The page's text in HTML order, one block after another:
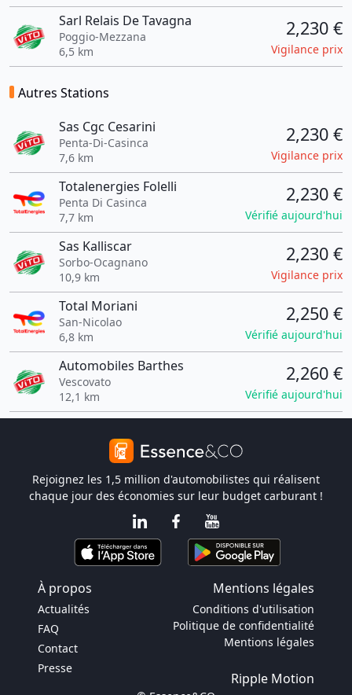
Sarl Relais De Tavagna
Poggio-Mezzana
6,5 km
2,230 €
Vigilance prix
Autres Stations
Sas Cgc Cesarini
Penta-Di-Casinca
7,6 km
2,230 €
Vigilance prix
Totalenergies Folelli
Penta Di Casinca
7,7 km
2,230 €
Vérifié aujourd'hui
Sas Kalliscar
Sorbo-Ocagnano
10,9 km
2,230 €
Vigilance prix
Total Moriani
San-Nicolao
6,8 km
2,250 €
Vérifié aujourd'hui
Automobiles Barthes
Vescovato
12,1 km
2,260 €
Vérifié aujourd'hui
Rejoignez les 1,5 million d'automobilistes qui réalisent
chaque jour des économies sur leur budget carburant !
À propos Mentions légales
Actualités
FAQ
Contact
Presse
Conditions d'utilisation
Politique de confidentialité
Mentions légales
Ripple Motion